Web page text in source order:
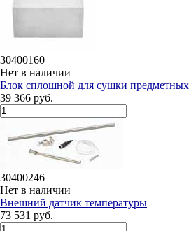
30400160
Нет в наличии
Блок сплошной для сушки
39 366 руб.
30400246
Нет в наличии
Внешний датчик температуры
73 531 руб.